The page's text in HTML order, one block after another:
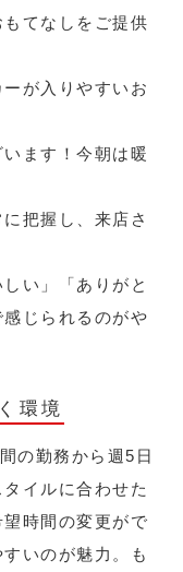
てなしをご提供
が入りやすいお
ます！今朝は暖
把握し、来店さ
い」「ありがと
じられるのがや
環境
の勤務から週5日
イルに合わせた
時間の変更がで
いのが魅力。も